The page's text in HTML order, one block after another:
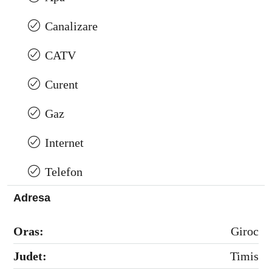
Canalizare
CATV
Curent
Gaz
Internet
Telefon
Adresa
Oras:
Giroc
Judet:
Timis